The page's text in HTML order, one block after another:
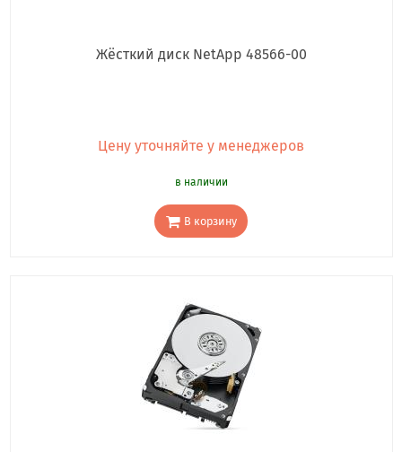
Жёсткий диск NetApp 48566-00
Цену уточняйте у менеджеров
в наличии
В корзину